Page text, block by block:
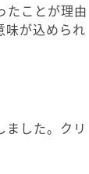
たことが理由
味が込められ
ました。クリ